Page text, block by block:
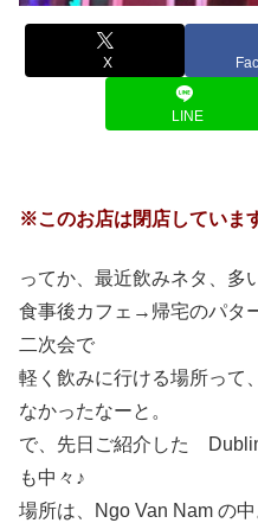
X
LINE
※このお店は閉店していま
ってか、最近飲みネタ、多
食事後カフェ→帰宅のパタ
二次会で
軽く飲みに行ける場所って
なかったなーと。
で、先日ご紹介した
も中々♪
場所は、Ngo Van Nam の中